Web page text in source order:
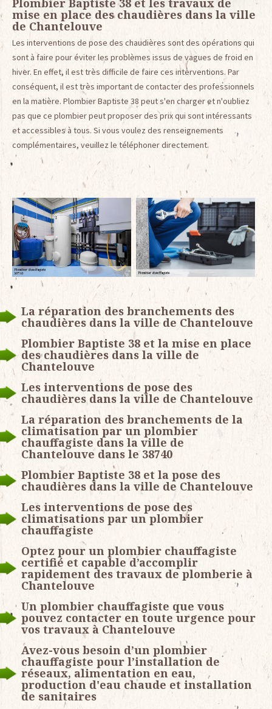
mise en place des chaudières dans la ville
de Chantelouve
Les interventions de pose des chaudières sont des opérations qui
sont à faire pour éviter les problèmes issus de vagues de froid en
hiver. En effet, il est très difficile de faire ces interventions. Par
conséquent, il est très important de contacter des professionnels
en la matière. Plombier Baptiste 38 peut s'en charger et n'oubliez
pas que ce plombier peut proposer des prix qui sont intéressants
et accessibles à tous. Si vous voulez des renseignements
complémentaires, veuillez le téléphoner directement.
La réparation des branchements des
chaudières dans la ville de Chantelouve
Plombier Baptiste 38 et la mise en place
des chaudières dans la ville de
Chantelouve
Les interventions de pose des
chaudières dans la ville de Chantelouve
La réparation des branchements de la
climatisation par un plombier
chauffagiste dans la ville de
Chantelouve dans le 38740
Plombier Baptiste 38 et la pose des
chaudières dans la ville de Chantelouve
Les interventions de pose des
climatisations par un plombier
chauffagiste
Optez pour un plombier chauffagiste
certifié et capable d’accomplir
rapidement des travaux de plomberie à
Chantelouve
Un plombier chauffagiste que vous
pouvez contacter en toute urgence pour
vos travaux à Chantelouve
Avez-vous besoin d’un plombier
chauffagiste pour l’installation de
réseaux, alimentation en eau,
production d'eau chaude et installation
de sanitaires